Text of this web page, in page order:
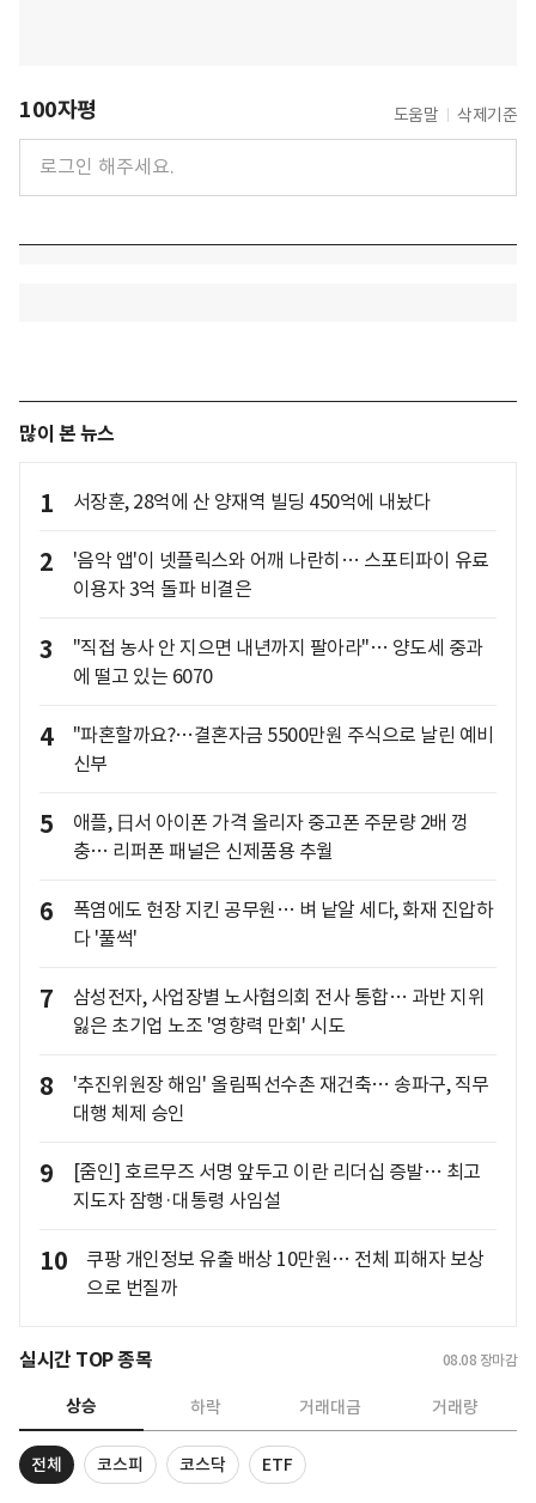
100자평 도움말 삭제기준
많이 본 뉴스
1 서장훈, 28억에 산 양재역 빌딩 450억에 내놨다
2
'음악 앱'이 넷플릭스와 어깨 나란히… 스포티파이 유료
이용자 3억 돌파 비결은
3
"직접 농사 안 지으면 내년까지 팔아라"… 양도세 중과
에 떨고 있는 6070
4
"파혼할까요?…결혼자금 5500만원 주식으로 날린 예비
신부
5
애플, 日서 아이폰 가격 올리자 중고폰 주문량 2배 껑
충… 리퍼폰 패널은 신제품용 추월
6
폭염에도 현장 지킨 공무원… 벼 낱알 세다, 화재 진압하
다 '풀썩'
7
삼성전자, 사업장별 노사협의회 전사 통합… 과반 지위
잃은 초기업 노조 '영향력 만회' 시도
8
'추진위원장 해임' 올림픽선수촌 재건축… 송파구, 직무
대행 체제 승인
9
[줌인] 호르무즈 서명 앞두고 이란 리더십 증발… 최고
지도자 잠행·대통령 사임설
10
쿠팡 개인정보 유출 배상 10만원… 전체 피해자 보상
으로 번질까
실시간 TOP 종목 08.08 장마감
상승 하락 거래대금 거래량
전체 코스피 코스닥 ETF